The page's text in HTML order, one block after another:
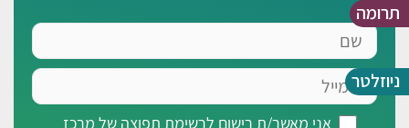
תרומה
ניוזלטר
שם
אימייל
אני מאשר/ת רישום לרשימת תפוצה של מרכז